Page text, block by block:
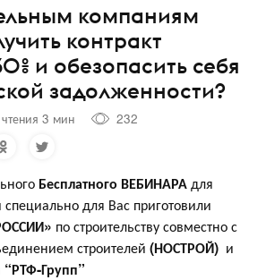
компаниям
контракт
и обезопасить себя
задолженности?
3 мин
232
Бесплатного ВЕБИНАРАдля
специально для Вас приготовили
по строительству совместно с
строителей (НОСТРОЙ) и
“РТФ-Групп”